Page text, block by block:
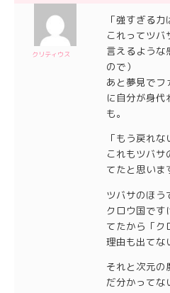
クリティウス
「強すぎる
これってツバ
言えるような
ので）
あと夢見でフ
に自分が身代
も。
「もう戻れな
これもツバサ
てたと思いま
ツバサのほう
クロウ国です
てたから「ク
理由も出てな
それと次元の
だ分かってな